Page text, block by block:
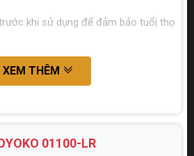
khi sử dụng để đảm bảo tuổi thọ
XEM THÊM
01100-LR